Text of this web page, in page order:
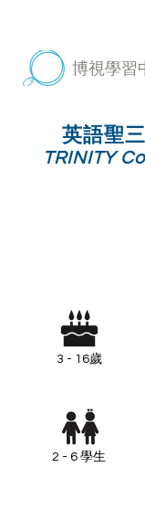
博視學習
英語聖
TRINITY
3 - 16歲
2 - 6 學生